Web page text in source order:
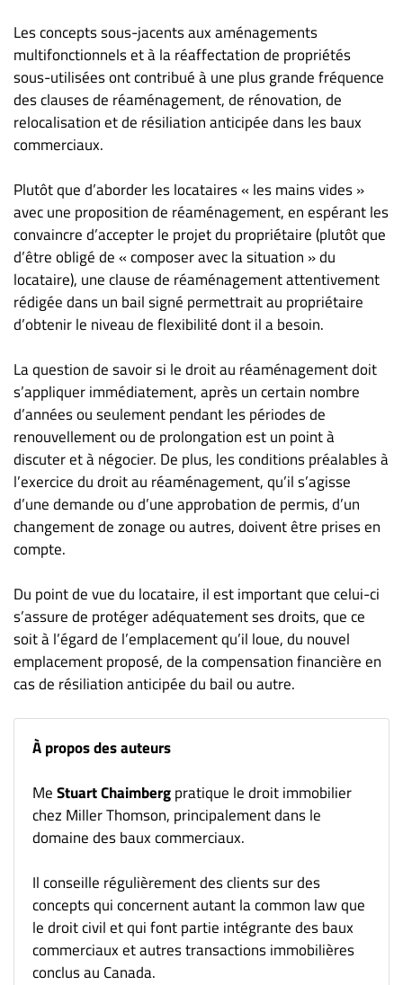
Les concepts sous-jacents aux aménagements
multifonctionnels et à la réaffectation de propriétés
sous-utilisées ont contribué à une plus grande fréquence
des clauses de réaménagement, de rénovation, de
relocalisation et de résiliation anticipée dans les baux
commerciaux.
Plutôt que d’aborder les locataires « les mains vides »
avec une proposition de réaménagement, en espérant les
convaincre d’accepter le projet du propriétaire (plutôt que
d’être obligé de « composer avec la situation » du
locataire), une clause de réaménagement attentivement
rédigée dans un bail signé permettrait au propriétaire
d’obtenir le niveau de flexibilité dont il a besoin.
La question de savoir si le droit au réaménagement doit
s’appliquer immédiatement, après un certain nombre
d’années ou seulement pendant les périodes de
renouvellement ou de prolongation est un point à
discuter et à négocier. De plus, les conditions préalables à
l’exercice du droit au réaménagement, qu’il s’agisse
d’une demande ou d’une approbation de permis, d’un
changement de zonage ou autres, doivent être prises en
compte.
Du point de vue du locataire, il est important que celui-ci
s’assure de protéger adéquatement ses droits, que ce
soit à l’égard de l’emplacement qu’il loue, du nouvel
emplacement proposé, de la compensation financière en
cas de résiliation anticipée du bail ou autre.
À propos des auteurs
MeStuart Chaimbergpratique le droit immobilier
chez Miller Thomson, principalement dans le
domaine des baux commerciaux.
Il conseille régulièrement des clients sur des
concepts qui concernent autant la common law que
le droit civil et qui font partie intégrante des baux
commerciaux et autres transactions immobilières
conclus au Canada.